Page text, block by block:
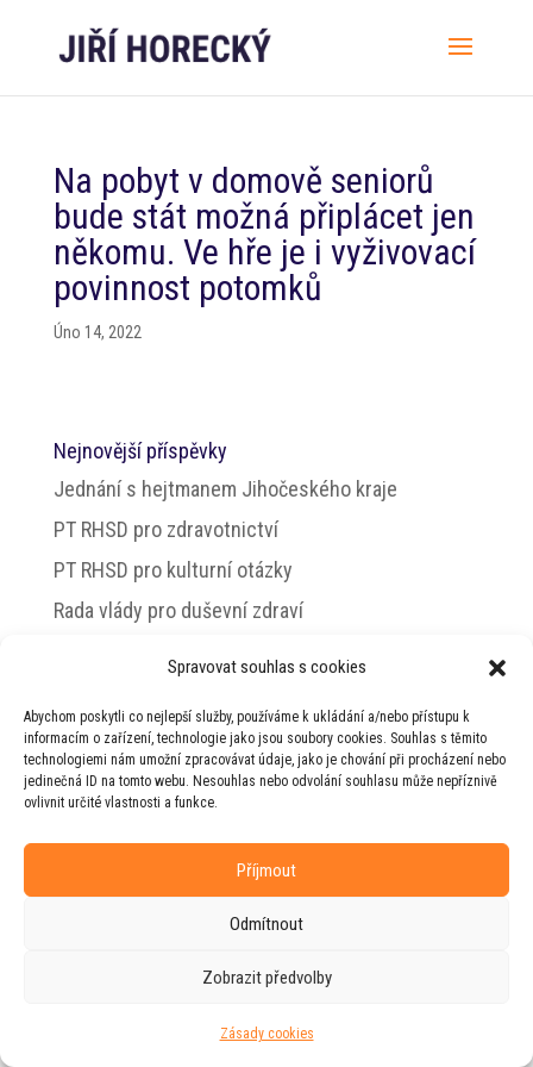
Spravovat souhlas s cookies
Abychom poskytli co nejlepší služby, používáme k ukládání a/nebo přístupu k
informacím o zařízení, technologie jako jsou soubory cookies. Souhlas s těmito
technologiemi nám umožní zpracovávat údaje, jako je chování při procházení nebo
jedinečná ID na tomto webu. Nesouhlas nebo odvolání souhlasu může nepříznivě
ovlivnit určité vlastnosti a funkce.
Příjmout
Odmítnout
Zobrazit předvolby
Zásady cookies
Na pobyt v domově seniorů
bude stát možná připlácet jen
někomu. Ve hře je i vyživovací
povinnost potomků
Úno 14, 2022
Nejnovější příspěvky
Jednání s hejtmanem Jihočeského kraje
PT RHSD pro zdravotnictví
PT RHSD pro kulturní otázky
Rada vlády pro duševní zdraví
© 2026 Jiří Horecký – Osobní stránky Jiřího
Horeckého
Web vytvořila firma